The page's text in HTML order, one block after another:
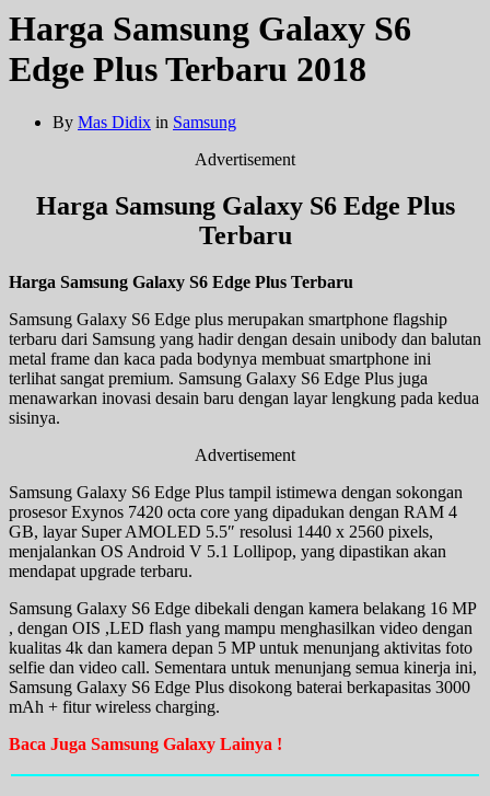
Harga Samsung Galaxy S6
Edge Plus Terbaru 2018
By Mas Didix in Samsung
Advertisement
Harga Samsung Galaxy S6 Edge Plus
Terbaru
Harga Samsung Galaxy S6 Edge Plus Terbaru
Samsung Galaxy S6 Edge plus merupakan smartphone flagship
terbaru dari Samsung yang hadir dengan desain unibody dan balutan
metal frame dan kaca pada bodynya membuat smartphone ini
terlihat sangat premium. Samsung Galaxy S6 Edge Plus juga
menawarkan inovasi desain baru dengan layar lengkung pada kedua
sisinya.
Advertisement
Samsung Galaxy S6 Edge Plus tampil istimewa dengan sokongan
prosesor Exynos 7420 octa core yang dipadukan dengan RAM 4
GB, layar Super AMOLED 5.5″ resolusi 1440 x 2560 pixels,
menjalankan OS Android V 5.1 Lollipop, yang dipastikan akan
mendapat upgrade terbaru.
Samsung Galaxy S6 Edge dibekali dengan kamera belakang 16 MP
, dengan OIS ,LED flash yang mampu menghasilkan video dengan
kualitas 4k dan kamera depan 5 MP untuk menunjang aktivitas foto
selfie dan video call. Sementara untuk menunjang semua kinerja ini,
Samsung Galaxy S6 Edge Plus disokong baterai berkapasitas 3000
mAh + fitur wireless charging.
Baca Juga Samsung Galaxy Lainya !